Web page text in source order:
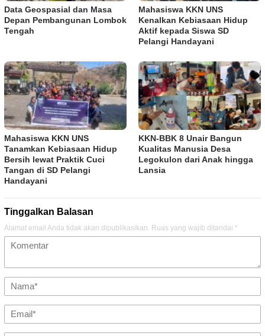
Data Geospasial dan Masa
Depan Pembangunan Lombok
Tengah
Mahasiswa KKN UNS
Kenalkan Kebiasaan Hidup
Aktif kepada Siswa SD
Pelangi Handayani
Mahasiswa KKN UNS
Tanamkan Kebiasaan Hidup
Bersih lewat Praktik Cuci
Tangan di SD Pelangi
Handayani
KKN-BBK 8 Unair Bangun
Kualitas Manusia Desa
Legokulon dari Anak hingga
Lansia
Tinggalkan Balasan
Alamat email Anda tidak akan dipublikasikan. Ruas yang wajib ditandai *